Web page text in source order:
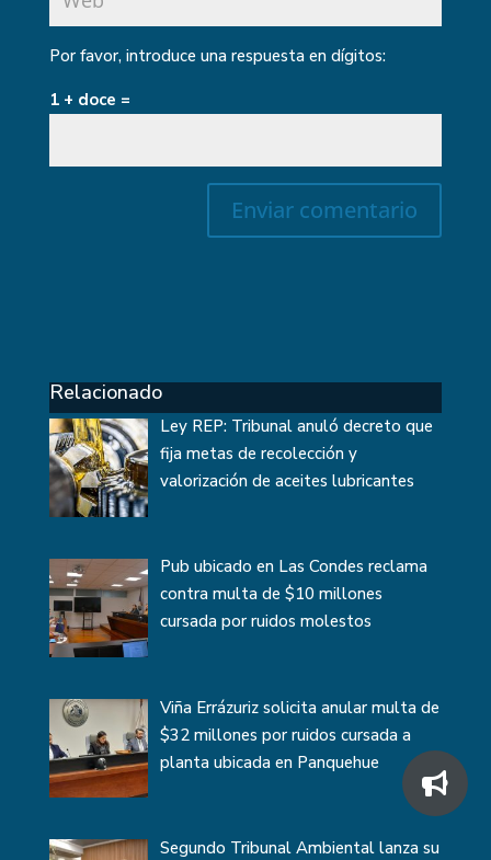
Por favor, introduce una respuesta en dígitos:
1 + doce =
Relacionado
Ley REP: Tribunal anuló decreto que
fija metas de recolección y
valorización de aceites lubricantes
Pub ubicado en Las Condes reclama
contra multa de $10 millones
cursada por ruidos molestos
Viña Errázuriz solicita anular multa de
$32 millones por ruidos cursada a
planta ubicada en Panquehue
Segundo Tribunal Ambiental lanza su